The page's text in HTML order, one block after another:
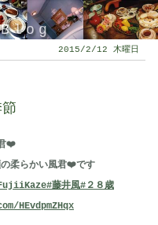
2015/2/12 木曜日
❤️
柔らかい風君❤️です
#藤井風#２８歳
HEvdpmZHqx